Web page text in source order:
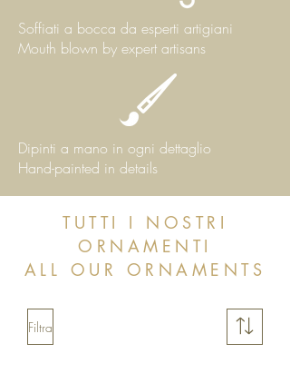
Soffiati a bocca da esperti artigiani
Mouth blown by expert artisans
Dipinti a mano in ogni dettaglio
Hand-painted in details
TUTTI I NOSTRI
ORNAMENTI
ALL OUR ORNAMENTS
Filtra